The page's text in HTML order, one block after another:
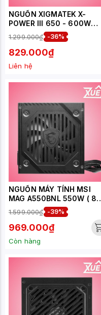
NGUỒN XIGMATEK X-
POWER III 650 - 600W
EN45990 (MÀU ĐEN)
1.299.000₫ -36%
829.000₫
Liên hệ
NGUỒN MÁY TÍNH MSI
MAG A550BNL 550W ( 80
PLUS BRONZE/MÀU ĐEN)
1.599.000₫ -39%
969.000₫
Còn hàng